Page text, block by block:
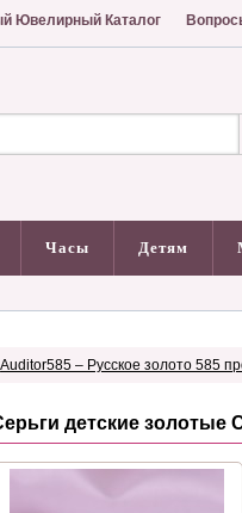
Ювелирный Каталог
Часы Детям
Auditor585 – Русское золото 585
детские золотые